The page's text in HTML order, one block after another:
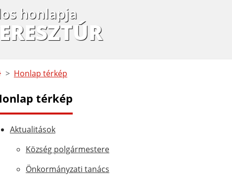
honlapja
Honlap térkép
térkép
Aktualitások
Község polgármestere
Önkormányzati tanács